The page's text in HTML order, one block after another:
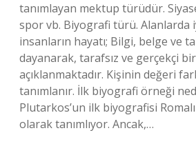
tanımlayan mektup türüdür.
spor vb. Biyografi türü. Alanlarda
insanların hayatı; Bilgi, belge ve
dayanarak, tarafsız ve gerçekçi
açıklanmaktadır. Kişinin değeri
tanımlanır. İlk biyografi örneği
Plutarkos’un ilk biyografisi
olarak tanımlıyor. Ancak,…